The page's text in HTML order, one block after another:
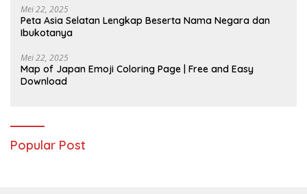
Mei 22, 2025
Peta Asia Selatan Lengkap Beserta Nama Negara dan
Ibukotanya
Mei 22, 2025
Map of Japan Emoji Coloring Page | Free and Easy
Download
Popular Post